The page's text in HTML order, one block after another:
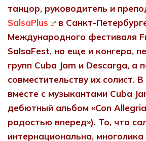
танцор, руководитель и
SalsaPlus
в Санкт-
Международного фестиваля
SalsaFest, но еще и конгеро,
групп Cuba Jam и Descarga, а
совместительству их солист.
вместе с музыкантами Cuba
дебютный альбом «Con Allegria
радостью вперед»). То, что
интернациональна,